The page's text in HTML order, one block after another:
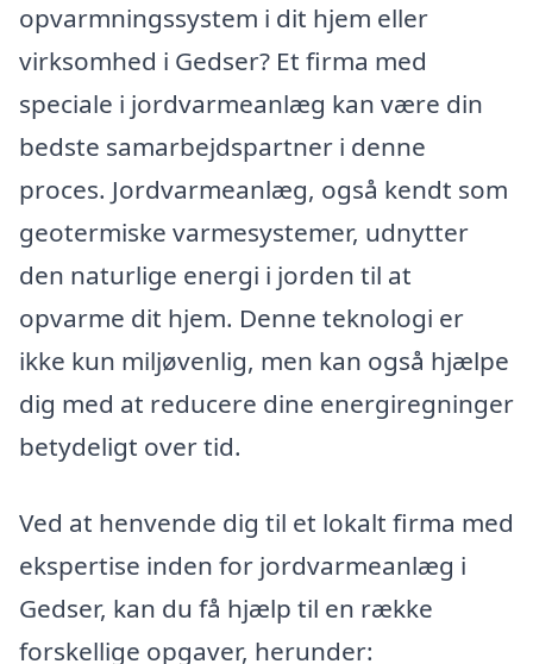
opvarmningssystem i dit hjem eller
virksomhed i Gedser? Et firma med
speciale i jordvarmeanlæg kan være din
bedste samarbejdspartner i denne
proces. Jordvarmeanlæg, også kendt som
geotermiske varmesystemer, udnytter
den naturlige energi i jorden til at
opvarme dit hjem. Denne teknologi er
ikke kun miljøvenlig, men kan også hjælpe
dig med at reducere dine energiregninger
betydeligt over tid.
Ved at henvende dig til et lokalt firma med
ekspertise inden for jordvarmeanlæg i
Gedser, kan du få hjælp til en række
forskellige opgaver, herunder: